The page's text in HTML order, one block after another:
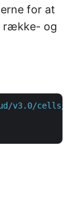
for at
række- og
cells/